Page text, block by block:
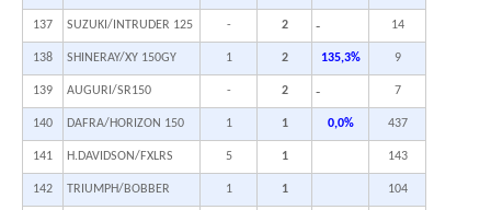
137 SUZUKI/INTRUDER 125 - 2 - 14
138 SHINERAY/XY 150GY 1 2 135,3% 9
139 AUGURI/SR150 - 2 - 7
140 DAFRA/HORIZON 150 1 1 0,0% 437
141 H.DAVIDSON/FXLRS 5 1 143
142 TRIUMPH/BOBBER 1 1 104